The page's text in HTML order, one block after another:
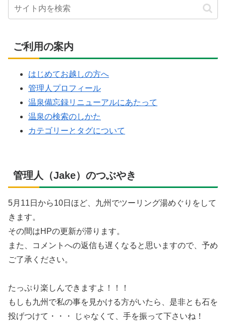
ご利用の案内
はじめてお越しの方へ
管理人プロフィール
温泉備忘録リニューアルにあたって
温泉の検索のしかた
カテゴリーとタグについて
管理人（Jake）のつぶやき
5月11日から10日ほど、九州でツーリング湯めぐりをして
きます。
その間はHPの更新が滞ります。
また、コメントへの返信も遅くなると思いますので、予め
ご了承ください。
たっぷり楽しんできますよ！！！
もしも九州で私の事を見かける方がいたら、是非とも石を
投げつけて・・・ じゃなくて、手を振って下さいね！